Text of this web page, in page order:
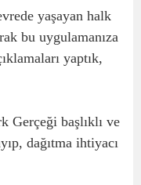
yaşayan halk
bu uygulamanıza
yaptık,
Gerçeği başlıklı ve
dağıtma ihtiyacı